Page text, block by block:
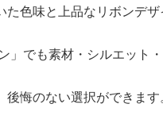
色味と上品なリボンデ
」でも素材・シルエット
悔のない選択ができます。